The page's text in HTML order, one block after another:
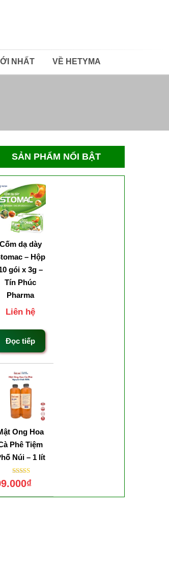
NHẤT VỀ HETYMA
SẢN PHẨM NỔI BẬT
Cốm dạ dày
– Hộp
gói x 3g –
Tín Phúc
Pharma
Liên hệ
Đọc tiếp
Ong Hoa
Phê Tiệm
Núi – 1 lít
Được xếp hạng
5.00
₫